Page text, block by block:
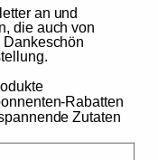
Sale
price
€8,99
€17,98/l
an und
die auch von
Dankeschön
Rabatten
Zutaten